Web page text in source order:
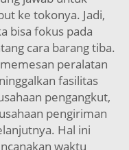
ke tokonya. Jadi,
bisa fokus pada
cara barang tiba.
peralatan
fasilitas
pengangkut,
pengiriman
Hal ini
waktu